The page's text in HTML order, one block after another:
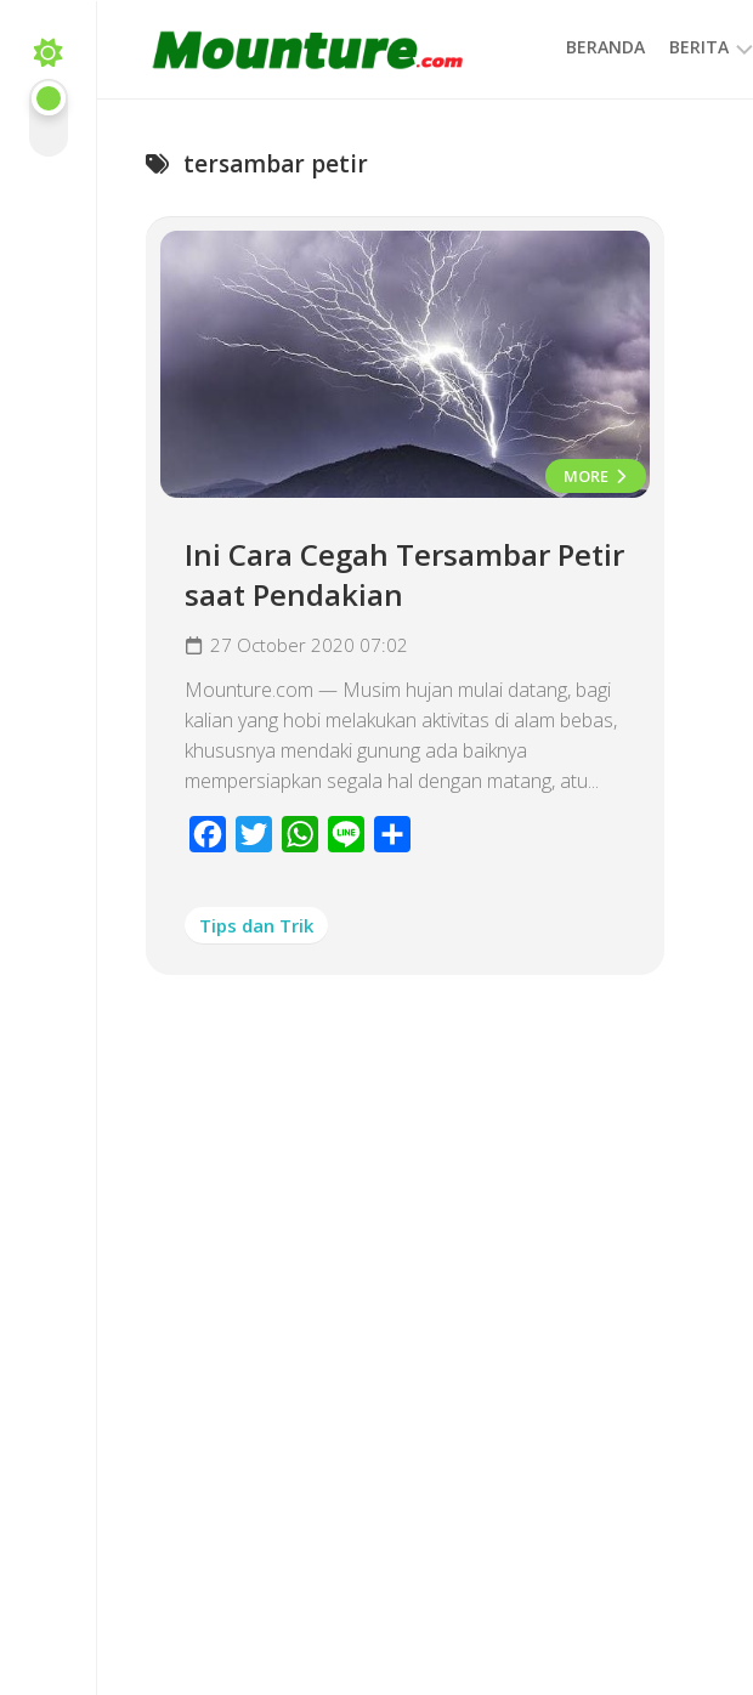
content
BERANDA BERITA
tersambar petir
MORE
Ini Cara Cegah Tersambar Petir
saat Pendakian
27 October 2020 07:02
Mounture.com — Musim hujan mulai datang, bagi
kalian yang hobi melakukan aktivitas di alam bebas,
khususnya mendaki gunung ada baiknya
mempersiapkan segala hal dengan matang, atu...
Facebook
Twitter WhatsApp
Line
Tips dan Trik